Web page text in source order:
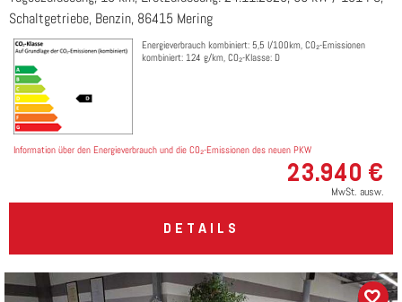
Schaltgetriebe, Benzin, 86415 Mering
Energieverbrauch kombiniert: 5,5 l/100km, CO₂-Emissionen
kombiniert: 124 g/km, CO₂-Klasse: D
Information über den Energieverbrauch und die CO₂-Emissionen des neuen PKW
23.940 €
MwSt. ausw.
DETAILS